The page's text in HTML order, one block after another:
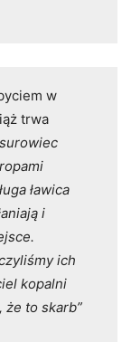
w
trwa
ławica
i
ich
kopalni
to skarb”